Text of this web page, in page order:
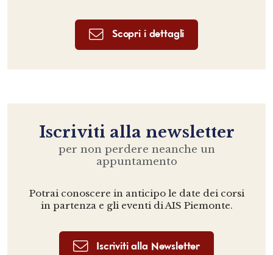
Scopri i dettagli
Iscriviti alla newsletter
per non perdere neanche un
appuntamento
Potrai conoscere in anticipo le date dei corsi
in partenza e gli eventi di AIS Piemonte.
Iscriviti alla Newsletter